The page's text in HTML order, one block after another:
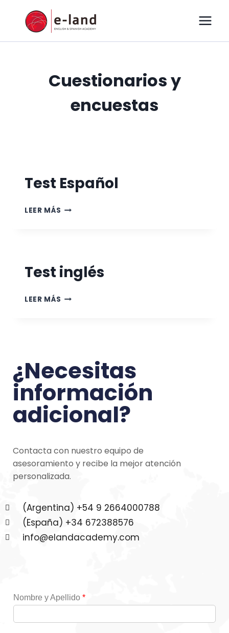
Cuestionarios y
encuestas
Test Español
LEER MÁS
Test inglés
LEER MÁS
¿Necesitas
información
adicional?
Contacta con nuestro equipo de
asesoramiento y recibe la mejor atención
personalizada.
(Argentina) +54 9 2664000788
(España) +34 672388576
info@elandacademy.com
Nombre y Apellido *